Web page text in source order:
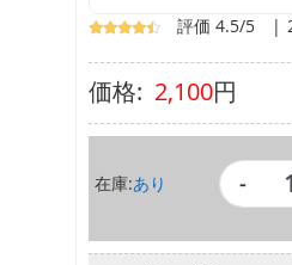
皮膚科や美容外科など
方されており、服用する
ています。
シミやそばかす、老斑
メラニンの生成を抑制
評価 4.5/5
2,100円
あり -